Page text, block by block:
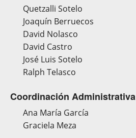
Quetzalli Sotelo
Joaquín Berruecos
David Nolasco
David Castro
José Luis Sotelo
Ralph Telasco
Coordinación Administrativa
Ana María García
Graciela Meza